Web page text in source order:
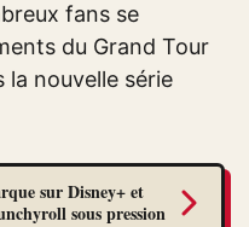
fans se
du Grand Tour
nouvelle série
sur Disney+ et
sous pression